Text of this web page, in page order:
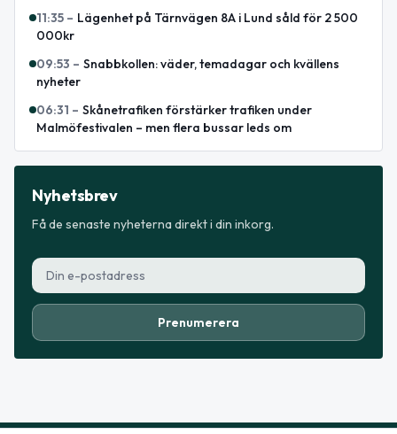
11:35 – Lägenhet på Tärnvägen 8A i Lund såld för 2 500
000kr
09:53 – Snabbkollen: väder, temadagar och kvällens
nyheter
06:31 – Skånetrafiken förstärker trafiken under
Malmöfestivalen – men flera bussar leds om
Nyhetsbrev
Få de senaste nyheterna direkt i din inkorg.
Prenumerera